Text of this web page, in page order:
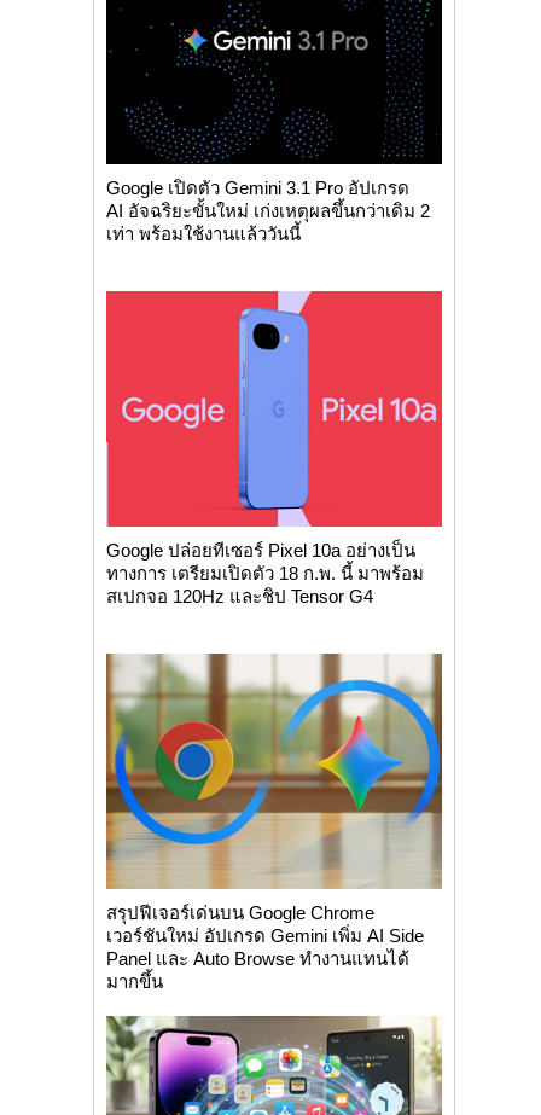
Google เปิดตัว Gemini 3.1 Pro อัปเกรด
AI อัจฉริยะขั้นใหม่ เก่งเหตุผลขึ้นกว่าเดิม 2
เท่า พร้อมใช้งานแล้ววันนี้
Google ปล่อยทีเซอร์ Pixel 10a อย่างเป็น
ทางการ เตรียมเปิดตัว 18 ก.พ. นี้ มาพร้อม
สเปกจอ 120Hz และชิป Tensor G4
สรุปฟีเจอร์เด่นบน Google Chrome
เวอร์ชันใหม่ อัปเกรด Gemini เพิ่ม AI Side
Panel และ Auto Browse ทำงานแทนได้
มากขึ้น